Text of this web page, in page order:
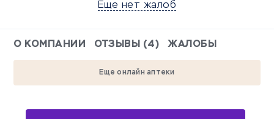
Еще нет жалоб
О КОМПАНИИ ОТЗЫВЫ (4) ЖАЛОБЫ
Еще онлайн аптеки